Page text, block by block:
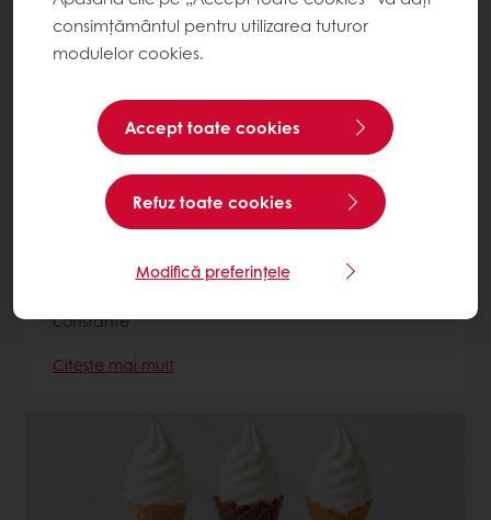
Tegral Patacrout
Mix complet pentru aluat fraged de tarte și
constante
Citește mai mult
consimțământul pentru utilizarea tuturor
modulelor cookies.
Accept toate cookies
Refuz toate cookies
Modifică preferințele